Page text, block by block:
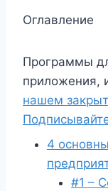
Оглавление
Программы
приложения,
нашем
4
#1 –